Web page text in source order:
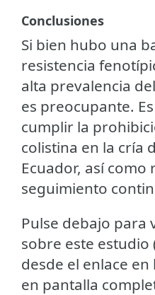
Conclusiones
Si bien hubo una
resistencia
alta prevalencia
es preocupante.
cumplir la
colistina en la cría
Ecuador, así como
seguimiento
Pulse debajo para
sobre este estudio
desde el enlace
en pantalla